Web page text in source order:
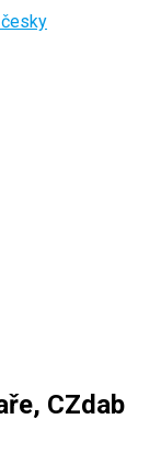
CZdab